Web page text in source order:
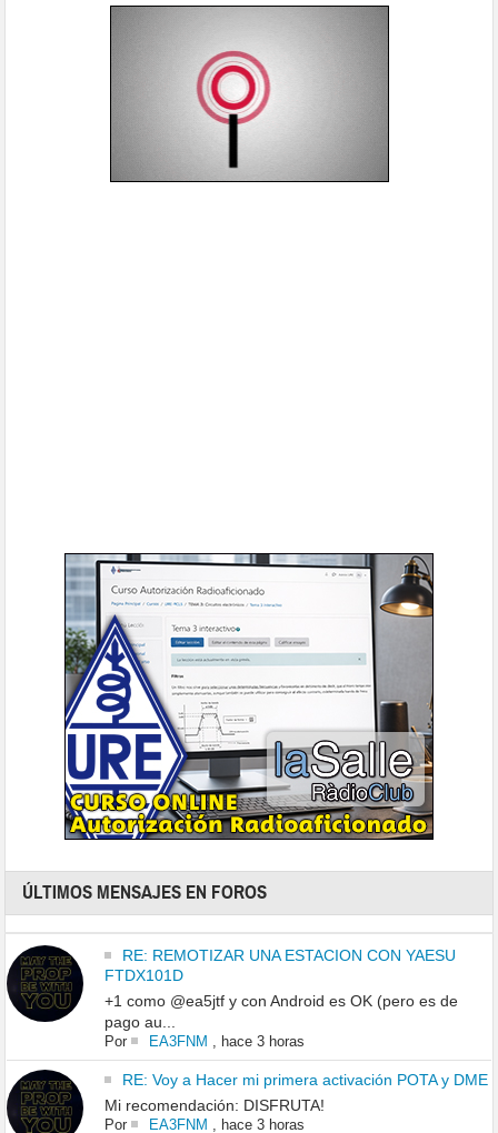
ÚLTIMOS MENSAJES EN FOROS
RE: REMOTIZAR UNA ESTACION CON YAESU
FTDX101D
+1 como @ea5jtf y con Android es OK (pero es de
pago au...
Por EA3FNM hace 3 horas
RE: Voy a Hacer mi primera activación POTA y DME
Mi recomendación: DISFRUTA!
Por EA3FNM hace 3 horas